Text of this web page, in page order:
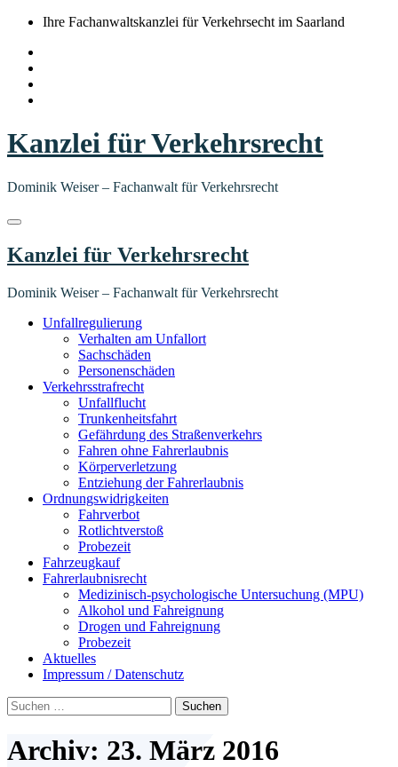
Springe
Inhalt
Ihre Fachanwaltskanzlei für Verkehrsecht im Saarland
Kanzlei für Verkehrsrecht
Dominik Weiser – Fachanwalt für Verkehrsrecht
Kanzlei für Verkehrsrecht
Dominik Weiser – Fachanwalt für Verkehrsrecht
Unfallregulierung
Verhalten am Unfallort
Sachschäden
Personenschäden
Verkehrsstrafrecht
Unfallflucht
Trunkenheitsfahrt
Gefährdung des Straßenverkehrs
Fahren ohne Fahrerlaubnis
Körperverletzung
Entziehung der Fahrerlaubnis
Ordnungswidrigkeiten
Fahrverbot
Rotlichtverstoß
Probezeit
Fahrzeugkauf
Fahrerlaubnisrecht
Medizinisch-psychologische Untersuchung (MPU)
Alkohol und Fahreignung
Drogen und Fahreignung
Probezeit
Aktuelles
Impressum / Datenschutz
Suchen
nach:
Archiv: 23. März 2016